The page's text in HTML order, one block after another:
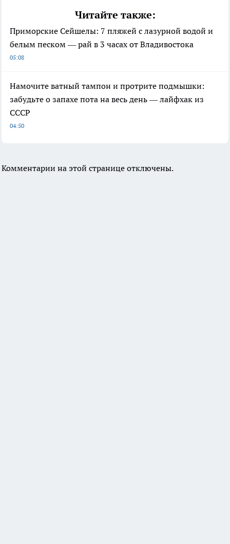
Читайте также:
Приморские Сейшелы: 7 пляжей с лазурной водой и
белым песком — рай в 3 часах от Владивостока
05:08
Намочите ватный тампон и протрите подмышки:
забудьте о запахе пота на весь день — лайфхак из
СССР
04:50
Комментарии на этой странице отключены.